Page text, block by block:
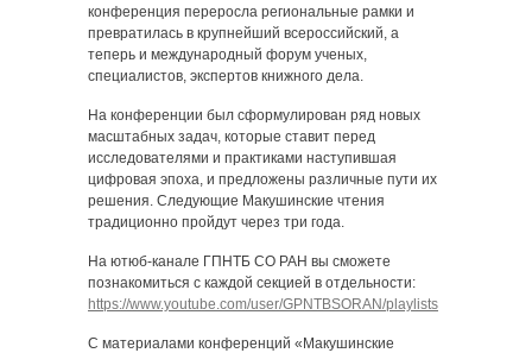
конференция переросла региональные рамки и
превратилась в крупнейший всероссийский, а
теперь и международный форум ученых,
специалистов, экспертов книжного дела.
На конференции был сформулирован ряд новых
масштабных задач, которые ставит перед
исследователями и практиками наступившая
цифровая эпоха, и предложены различные пути их
решения. Следующие Макушинские чтения
традиционно пройдут через три года.
На ютюб-канале ГПНТБ СО РАН вы сможете
познакомиться с каждой секцией в отдельности:
https://www.youtube.com/user/GPNTBSORAN/playlists
С материалами конференций «Макушинские